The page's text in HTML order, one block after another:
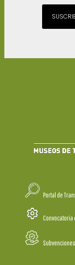
Portal de
Convocatoria